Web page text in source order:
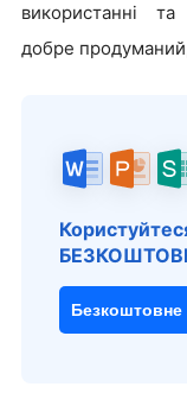
використанні та
добре
Безкоштовне